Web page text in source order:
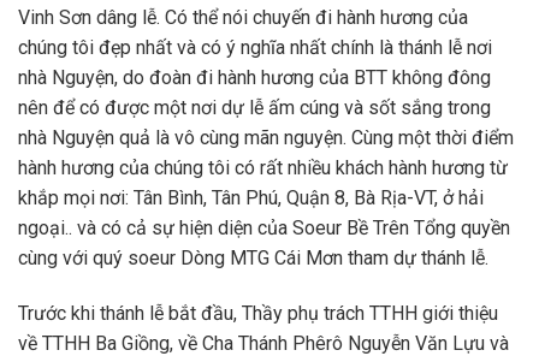
Vinh Sơn dâng lễ. Có thể nói chuyến đi hành hương của
chúng tôi đẹp nhất và có ý nghĩa nhất chính là thánh lễ nơi
nhà Nguyện, do đoàn đi hành hương của BTT không đông
nên để có được một nơi dự lễ ấm cúng và sốt sắng trong
nhà Nguyện quả là vô cùng mãn nguyện. Cùng một thời điểm
hành hương của chúng tôi có rất nhiều khách hành hương từ
khắp mọi nơi: Tân Bình, Tân Phú, Quận 8, Bà Rịa-VT, ở hải
ngoại.. và có cả sự hiện diện của Soeur Bề Trên Tổng quyền
cùng với quý soeur Dòng MTG Cái Mơn tham dự thánh lễ.
Trước khi thánh lễ bắt đầu, Thầy phụ trách TTHH giới thiệu
về TTHH Ba Giồng, về Cha Thánh Phêrô Nguyễn Văn Lựu và